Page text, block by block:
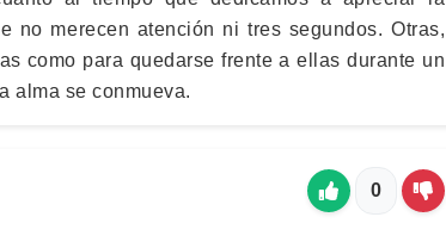
no merecen atención ni tres segundos. Otras,
como para quedarse frente a ellas durante un
alma se conmueva.
0